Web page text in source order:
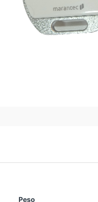
Peso